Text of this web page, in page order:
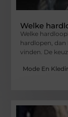
Welke
Welke
hardlopen,
vinden. De
Mode En